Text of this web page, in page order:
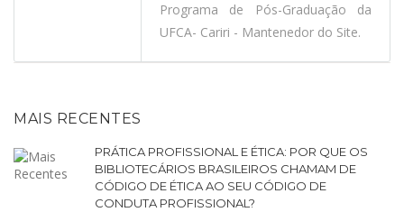
Programa de Pós-Graduação da
UFCA- Cariri - Mantenedor do Site.
MAIS RECENTES
PRÁTICA PROFISSIONAL E ÉTICA: POR QUE OS
BIBLIOTECÁRIOS BRASILEIROS CHAMAM DE
CÓDIGO DE ÉTICA AO SEU CÓDIGO DE
CONDUTA PROFISSIONAL?